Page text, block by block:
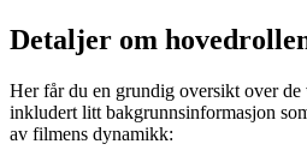
Detaljer om
Her får du en grundig oversikt over de
inkludert litt bakgrunnsinformasjon
av filmens dynamikk: